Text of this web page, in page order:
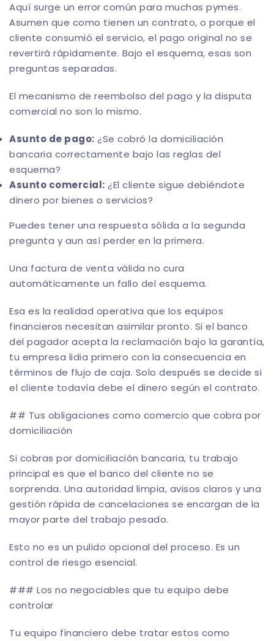
Aquí surge un error común para muchas pymes.
Asumen que como tienen un contrato, o porque el
cliente consumió el servicio, el pago original no se
revertirá rápidamente. Bajo el esquema, esas son
preguntas separadas.
El mecanismo de reembolso del pago y la disputa
comercial no son lo mismo.
Asunto de pago: ¿Se cobró la domiciliación
bancaria correctamente bajo las reglas del
esquema?
Asunto comercial: ¿El cliente sigue debiéndote
dinero por bienes o servicios?
Puedes tener una respuesta sólida a la segunda
pregunta y aun así perder en la primera.
Una factura de venta válida no cura
automáticamente un fallo del esquema.
Esa es la realidad operativa que los equipos
financieros necesitan asimilar pronto. Si el banco
del pagador acepta la reclamación bajo la garantía,
tu empresa lidia primero con la consecuencia en
términos de flujo de caja. Solo después se decide si
el cliente todavía debe el dinero según el contrato.
## Tus obligaciones como comercio que cobra por
domiciliación
Si cobras por domiciliación bancaria, tu trabajo
principal es que el banco del cliente no se
sorprenda. Una autoridad limpia, avisos claros y una
gestión rápida de cancelaciones se encargan de la
mayor parte del trabajo pesado.
Esto no es un pulido opcional del proceso. Es un
control de riesgo esencial.
### Los no negociables que tu equipo debe
controlar
Tu equipo financiero debe tratar estos como